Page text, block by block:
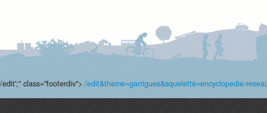
/edit';" class="footerdiv"> /edit&theme=garrigues&squelette=encyclopedie-